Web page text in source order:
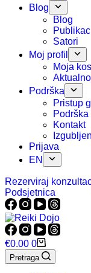
Blog
Blog
Satori
Moj profil
Moja
Aktualno
Podrška
Pristup
Podrška
Kontakt
Prijava
EN
Rezerviraj
Podsjetnica
Košarica
€0.00 0
Pretraga